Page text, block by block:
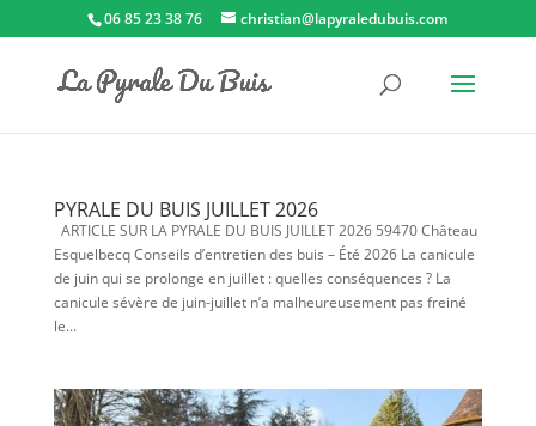
06 85 23 38 76 christian@lapyraledubuis.com
PYRALE DU BUIS JUILLET 2026
ARTICLE SUR LA PYRALE DU BUIS JUILLET 2026 59470 Château
Esquelbecq Conseils d’entretien des buis – Été 2026 La canicule
de juin qui se prolonge en juillet : quelles conséquences ? La
canicule sévère de juin-juillet n’a malheureusement pas freiné
le...